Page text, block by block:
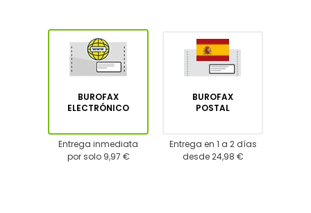
BUROFAX
ELECTRÓNICO
Entrega inmediata
por solo 9,97 €
BUROFAX
POSTAL
Entrega en 1 a 2 días
desde 24,98 €